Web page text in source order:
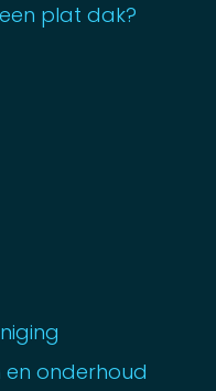
plat dak?
onderhoud